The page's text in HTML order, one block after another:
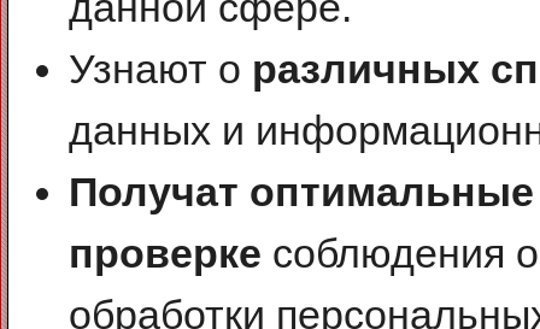
Узнают о различных
данных и
Получат
проверке соблюдения
обработки